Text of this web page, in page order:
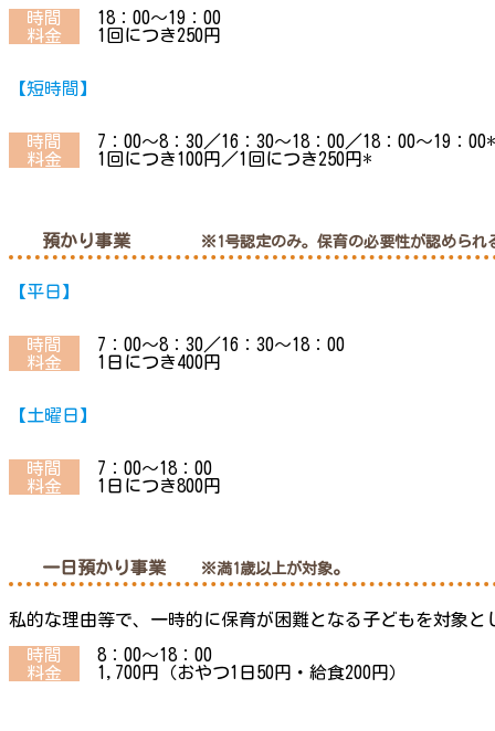
時間
18：00～19：00
料金
1回につき250円
【短時間】
時間
7：00～8：30／16：30～18：00／18：00～19：00*
料金
1回につき100円／1回につき250円*
預かり事業 ※1号認定のみ。保育の必要性が認められ
【平日】
時間
7：00～8：30／16：30～18：00
料金
1日につき400円
【土曜日】
時間
7：00～18：00
料金
1日につき800円
一日預かり事業 ※満1歳以上が対象。
私的な理由等で、一時的に保育が困難となる子どもを対象と
時間
8：00～18：00
料金
1,700円（おやつ1日50円・給食200円）